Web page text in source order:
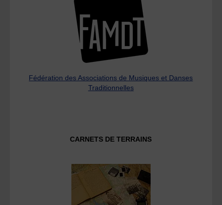
Fédération des Associations de Musiques et Danses
Traditionnelles
CARNETS DE TERRAINS